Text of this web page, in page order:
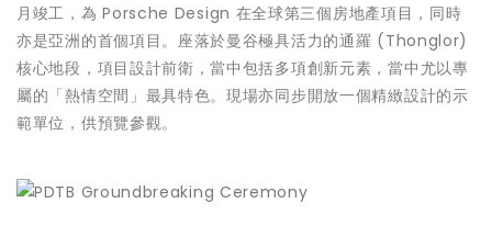
月竣工，為 Porsche Design 在全球第三個房地產項目，同時
亦是亞洲的首個項目。座落於曼谷極具活力的通羅 (Thonglor)
核心地段，項目設計前衛，當中包括多項創新元素，當中尤以專
屬的「熱情空間」最具特色。現場亦同步開放一個精緻設計的示
範單位，供預覽參觀。